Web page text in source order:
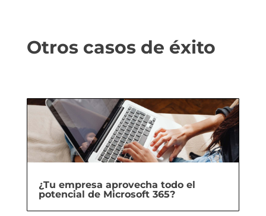
Otros casos de éxito
¿Tu empresa aprovecha todo el
potencial de Microsoft 365?